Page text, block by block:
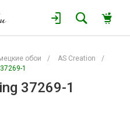
обои / AS Creation
/
1
37269-1